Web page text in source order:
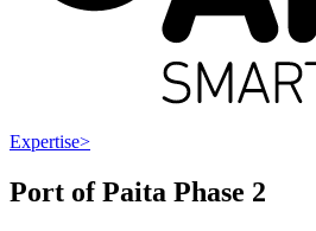
Expertise>
Port of Paita Phase 2